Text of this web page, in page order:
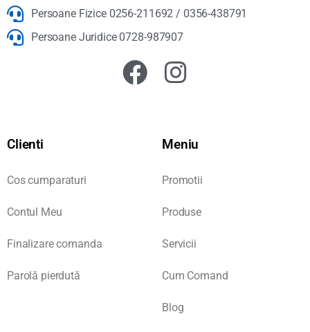
Persoane Fizice 0256-211692 / 0356-438791
Persoane Juridice 0728-987907
Clienti
Cos cumparaturi
Contul Meu
Finalizare comanda
Parolă pierdută
Meniu
Promotii
Produse
Servicii
Cum Comand
Blog